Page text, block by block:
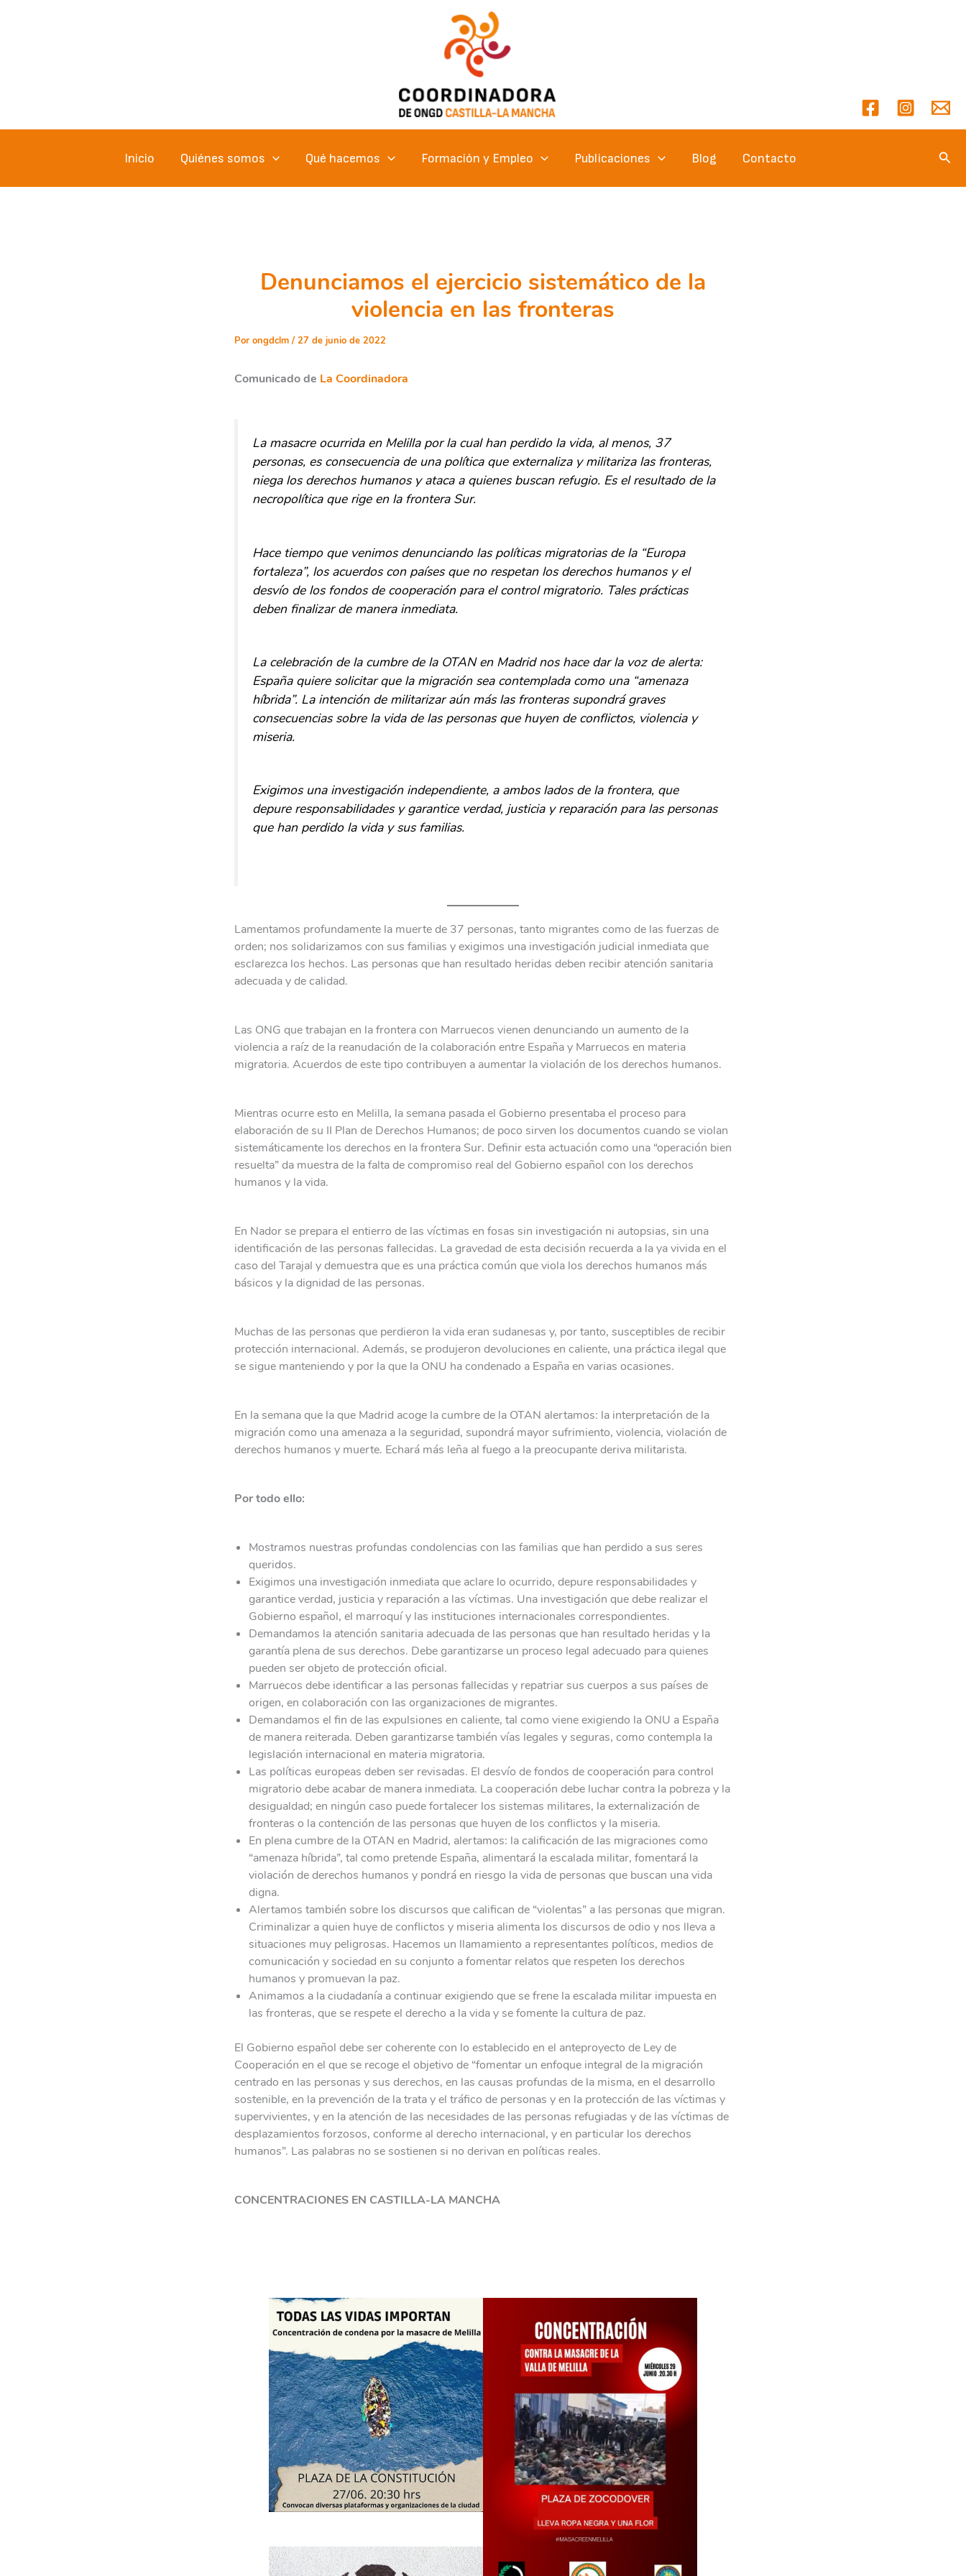
Inicio Quiénes somos Qué hacemos Formación y Empleo Publicaciones Blog Contacto
Denunciamos el ejercicio sistemático de la
violencia en las fronteras
Por ongdclm /27 de junio de 2022
Comunicado de La Coordinadora
La masacre ocurrida en Melilla por la cual han perdido la vida, al menos, 37
personas, es consecuencia de una política que externaliza y militariza las fronteras,
niega los derechos humanos y ataca a quienes buscan refugio. Es el resultado de la
necropolítica que rige en la frontera Sur.
Hace tiempo que venimos denunciando las políticas migratorias de la “Europa
fortaleza”, los acuerdos con países que no respetan los derechos humanos y el
desvío de los fondos de cooperación para el control migratorio. Tales prácticas
deben finalizar de manera inmediata.
La celebración de la cumbre de la OTAN en Madrid nos hace dar la voz de alerta:
España quiere solicitar que la migración sea contemplada como una “amenaza
híbrida”. La intención de militarizar aún más las fronteras supondrá graves
consecuencias sobre la vida de las personas que huyen de conflictos, violencia y
miseria.
Exigimos una investigación independiente, a ambos lados de la frontera, que
depure responsabilidades y garantice verdad, justicia y reparación para las personas
que han perdido la vida y sus familias.
Lamentamos profundamente la muerte de 37 personas, tanto migrantes como de las fuerzas de
orden; nos solidarizamos con sus familias y exigimos una investigación judicial inmediata que
esclarezca los hechos. Las personas que han resultado heridas deben recibir atención sanitaria
adecuada y de calidad.
Las ONG que trabajan en la frontera con Marruecos vienen denunciando un aumento de la
violencia a raíz de la reanudación de la colaboración entre España y Marruecos en materia
migratoria. Acuerdos de este tipo contribuyen a aumentar la violación de los derechos humanos.
Mientras ocurre esto en Melilla, la semana pasada el Gobierno presentaba el proceso para
elaboración de su II Plan de Derechos Humanos; de poco sirven los documentos cuando se violan
sistemáticamente los derechos en la frontera Sur. Definir esta actuación como una “operación bien
resuelta” da muestra de la falta de compromiso real del Gobierno español con los derechos
humanos y la vida.
En Nador se prepara el entierro de las víctimas en fosas sin investigación ni autopsias, sin una
identificación de las personas fallecidas. La gravedad de esta decisión recuerda a la ya vivida en el
caso del Tarajal y demuestra que es una práctica común que viola los derechos humanos más
básicos y la dignidad de las personas.
Muchas de las personas que perdieron la vida eran sudanesas y, por tanto, susceptibles de recibir
protección internacional. Además, se produjeron devoluciones en caliente, una práctica ilegal que
se sigue manteniendo y por la que la ONU ha condenado a España en varias ocasiones.
En la semana que la que Madrid acoge la cumbre de la OTAN alertamos: la interpretación de la
migración como una amenaza a la seguridad, supondrá mayor sufrimiento, violencia, violación de
derechos humanos y muerte. Echará más leña al fuego a la preocupante deriva militarista.
Por todo ello:
Mostramos nuestras profundas condolencias con las familias que han perdido a sus seres
queridos.
Exigimos una investigación inmediata que aclare lo ocurrido, depure responsabilidades y
garantice verdad, justicia y reparación a las víctimas. Una investigación que debe realizar el
Gobierno español, el marroquí y las instituciones internacionales correspondientes.
Demandamos la atención sanitaria adecuada de las personas que han resultado heridas y la
garantía plena de sus derechos. Debe garantizarse un proceso legal adecuado para quienes
pueden ser objeto de protección oficial.
Marruecos debe identificar a las personas fallecidas y repatriar sus cuerpos a sus países de
origen, en colaboración con las organizaciones de migrantes.
Demandamos el fin de las expulsiones en caliente, tal como viene exigiendo la ONU a España
de manera reiterada. Deben garantizarse también vías legales y seguras, como contempla la
legislación internacional en materia migratoria.
Las políticas europeas deben ser revisadas. El desvío de fondos de cooperación para control
migratorio debe acabar de manera inmediata. La cooperación debe luchar contra la pobreza y la
desigualdad; en ningún caso puede fortalecer los sistemas militares, la externalización de
fronteras o la contención de las personas que huyen de los conflictos y la miseria.
En plena cumbre de la OTAN en Madrid, alertamos: la calificación de las migraciones como
“amenaza híbrida”, tal como pretende España, alimentará la escalada militar, fomentará la
violación de derechos humanos y pondrá en riesgo la vida de personas que buscan una vida
digna.
Alertamos también sobre los discursos que califican de “violentas” a las personas que migran.
Criminalizar a quien huye de conflictos y miseria alimenta los discursos de odio y nos lleva a
situaciones muy peligrosas. Hacemos un llamamiento a representantes políticos, medios de
comunicación y sociedad en su conjunto a fomentar relatos que respeten los derechos
humanos y promuevan la paz.
Animamos a la ciudadanía a continuar exigiendo que se frene la escalada militar impuesta en
las fronteras, que se respete el derecho a la vida y se fomente la cultura de paz.
El Gobierno español debe ser coherente con lo establecido en el anteproyecto de Ley de
Cooperación en el que se recoge el objetivo de “fomentar un enfoque integral de la migración
centrado en las personas y sus derechos, en las causas profundas de la misma, en el desarrollo
sostenible, en la prevención de la trata y el tráfico de personas y en la protección de las víctimas y
supervivientes, y en la atención de las necesidades de las personas refugiadas y de las víctimas de
desplazamientos forzosos, conforme al derecho internacional, y en particular los derechos
humanos”. Las palabras no se sostienen si no derivan en políticas reales.
CONCENTRACIONES EN CASTILLA-LA MANCHA